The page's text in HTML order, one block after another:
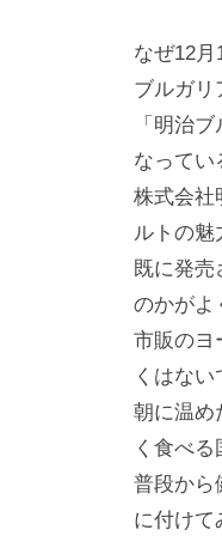
なぜ12
ブルガリ
「明治
なってい
株式会社
ルトの魅
既に発
のかがよ
市販のヨ
くはない
朝に温め
く食べ
普段から
に付けて